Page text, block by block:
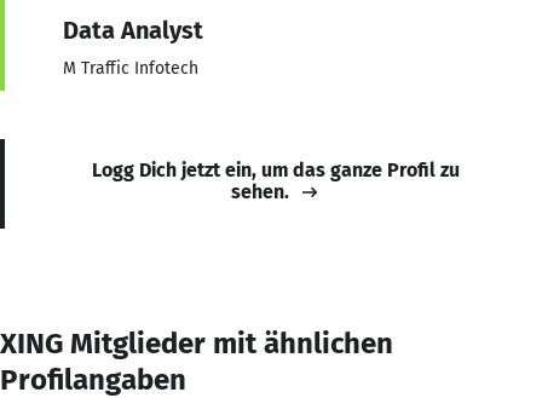
Data Analyst
M Traffic Infotech
Logg Dich jetzt ein, um das ganze Profil zu
sehen.
XING Mitglieder mit ähnlichen
Profilangaben